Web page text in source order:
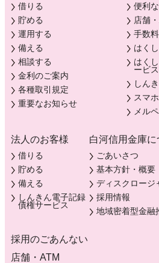
借りる
貯める
運用する
備える
相談する
金利のご案内
各種取引規定
重要なお知らせ
便利
店舗
手数
はく
はく
ービス
しん
スマ
メル
法人のお客様
借りる
貯める
備える
しんきん電子記録
債権サービス
白河信用金庫に
ごあいさつ
基本方針・概要
ディスクロージ
採用情報
地域密着型金融
採用のごあんない
店舗・ATM